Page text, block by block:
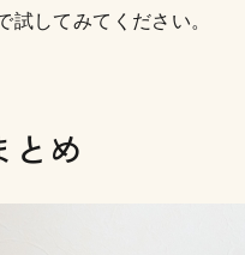
試してみてください。
とめ